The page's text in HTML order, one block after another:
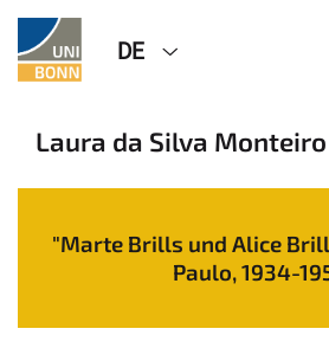
DE
Laura da Silva
"Marte Brills und Alice
Paulo, 1934-